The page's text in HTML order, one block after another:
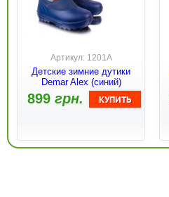
Артикул: 1201A
Детские зимние дутики
Demar Alex (синий)
899грн.